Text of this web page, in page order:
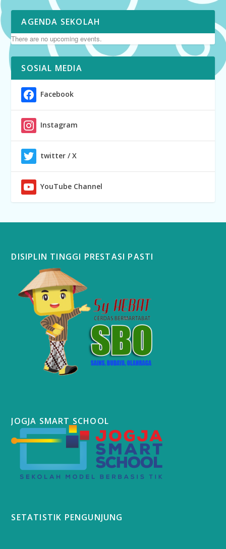
AGENDA SEKOLAH
There are no upcoming events.
SOSIAL MEDIA
Facebook
Instagram
twitter / X
YouTube Channel
DISIPLIN TINGGI PRESTASI PASTI
JOGJA SMART SCHOOL
SETATISTIK PENGUNJUNG